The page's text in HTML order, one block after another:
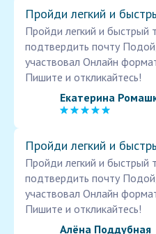
Пройди легкий и
Пройди легкий и быстрый
подтвердить почту
участвовал Онлайн
Пишите и откликайтесь!
Екатерина
Пройди легкий и
Пройди легкий и быстрый
подтвердить почту
участвовал Онлайн
Пишите и откликайтесь!
Алёна Поддубная